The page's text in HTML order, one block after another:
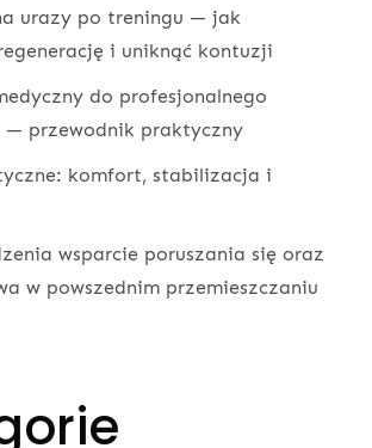
urazy po treningu — jak
i uniknąć kontuzji
do profesjonalnego
— przewodnik praktyczny
komfort, stabilizacja i
wsparcie poruszania się oraz
w powszednim przemieszczaniu